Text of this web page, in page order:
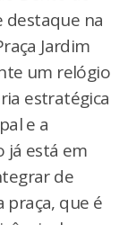
destaque na
Jardim
um relógio
estratégica
e a
já está em
de
que é